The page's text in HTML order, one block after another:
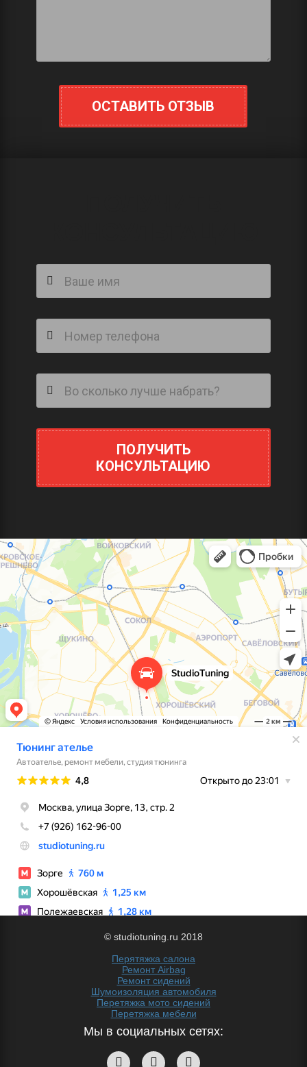
ОСТАВИТЬ ОТЗЫВ
ПОЛУЧИТЬ
КОНСУЛЬТАЦИЮ
© studiotuning.ru 2018
Перятяжка салона
Ремонт Airbag
Ремонт сидений
Шумоизоляция автомобиля
Перетяжка мото сидений
Перетяжка мебели
Мы в социальных сетях: